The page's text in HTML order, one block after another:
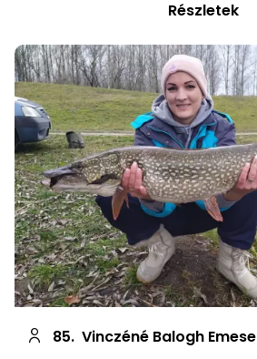
Részletek
85. Vinczéné Balogh Emese